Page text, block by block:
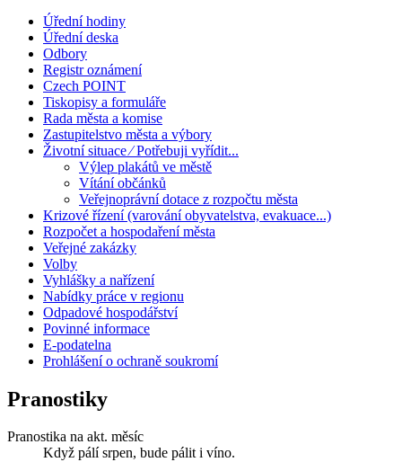
Úřední hodiny
Úřední deska
Odbory
Registr oznámení
Czech POINT
Tiskopisy a formuláře
Rada města a komise
Zastupitelstvo města a výbory
Životní situace ⁄ Potřebuji vyřídit...
Výlep plakátů ve městě
Vítání občánků
Veřejnoprávní dotace z rozpočtu města
Krizové řízení (varování obyvatelstva, evakuace...)
Rozpočet a hospodaření města
Veřejné zakázky
Volby
Vyhlášky a nařízení
Nabídky práce v regionu
Odpadové hospodářství
Povinné informace
E-podatelna
Prohlášení o ochraně soukromí
Pranostiky
Pranostika na akt. měsíc
Když pálí srpen, bude pálit i víno.